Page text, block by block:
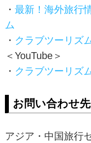
・ 最新！海外旅行
ム
・ クラブツーリズ
＜YouTube＞
・ クラブツーリズ
お問い合わせ先
アジア・中国旅行